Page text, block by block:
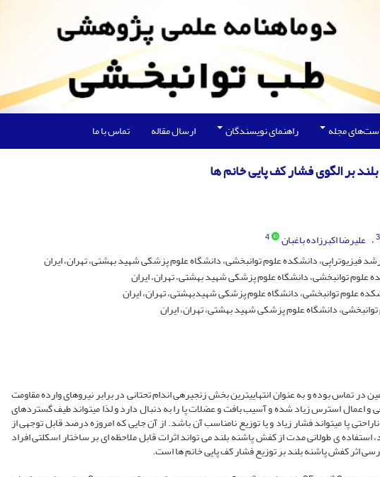
مجله راهنمای نویسندگان ارسال مقاله تماس با ما
بر الگوی فشار کف پایی خانم ها
3 علیرضا اکبرزاده باغبان
4
فیزیوتراپی، دانشکده علوم توانبخشی، دانشگاه علوم پزشکی شهید بهشتی، تهران، ایران
علوم توانبخشی، دانشگاه علوم پزشکی شهید بهشتی، تهران، ایران
علوم توانبخشی، دانشگاه علوم پزشکی شهیدبهشتی، تهران، ایران
دانشگاه علوم پزشکی شهید بهشتی، تهران، ایران
در تماس بوده و به عنوان انتهایی­ترین بخش زنجیره­ی اندام تحتانی در برابر نیروهای وارده مقاومت
اعمال استرس زیاد شده و آسیب بافت و عضلات پا را به دنبال دارد و لذا می­تواند طیف گسترده­ای
پا می­تواند فشار زیاد و یا توزیع نامناسب آن باشد. از آن جایی که امروزه درصد قابل توجهی از
ی طولانی مدت از کفش پاشنه بلند می تواند اثرات قابل ملاحظه ای بر ساختار اسکلتی افراد
اثر کفش پاشنه بلند بر توزیع فشار کف پایی خانم ها است.